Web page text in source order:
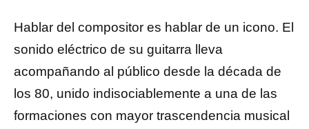
Hablar del compositor es hablar de un icono. El
sonido eléctrico de su guitarra lleva
acompañando al público desde la década de
los 80, unido indisociablemente a una de las
formaciones con mayor trascendencia musical